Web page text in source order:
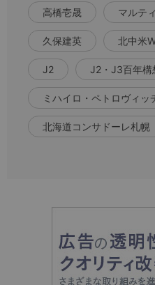
高橋壱晟 マルテ
久保建英 北中米
J2 J2・J3百年構
ミハイロ・ペトロヴィッ
北海道コンサドーレ札幌